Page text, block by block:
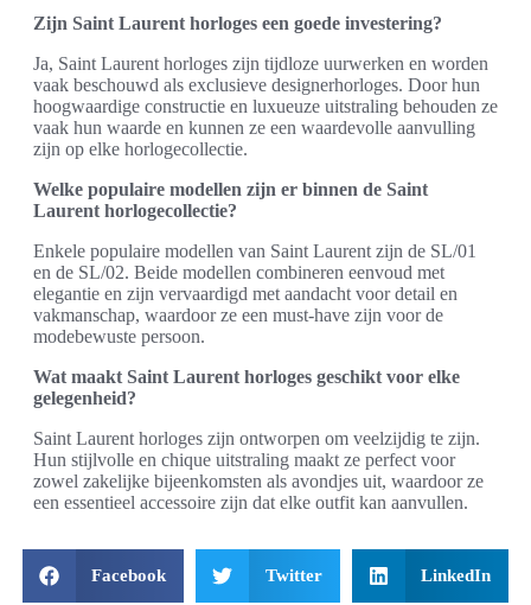
Zijn Saint Laurent horloges een goede investering?
Ja, Saint Laurent horloges zijn tijdloze uurwerken en worden
vaak beschouwd als exclusieve designerhorloges. Door hun
hoogwaardige constructie en luxueuze uitstraling behouden ze
vaak hun waarde en kunnen ze een waardevolle aanvulling
zijn op elke horlogecollectie.
Welke populaire modellen zijn er binnen de Saint
Laurent horlogecollectie?
Enkele populaire modellen van Saint Laurent zijn de SL/01
en de SL/02. Beide modellen combineren eenvoud met
elegantie en zijn vervaardigd met aandacht voor detail en
vakmanschap, waardoor ze een must-have zijn voor de
modebewuste persoon.
Wat maakt Saint Laurent horloges geschikt voor elke
gelegenheid?
Saint Laurent horloges zijn ontworpen om veelzijdig te zijn.
Hun stijlvolle en chique uitstraling maakt ze perfect voor
zowel zakelijke bijeenkomsten als avondjes uit, waardoor ze
een essentieel accessoire zijn dat elke outfit kan aanvullen.
Facebook Twitter LinkedIn